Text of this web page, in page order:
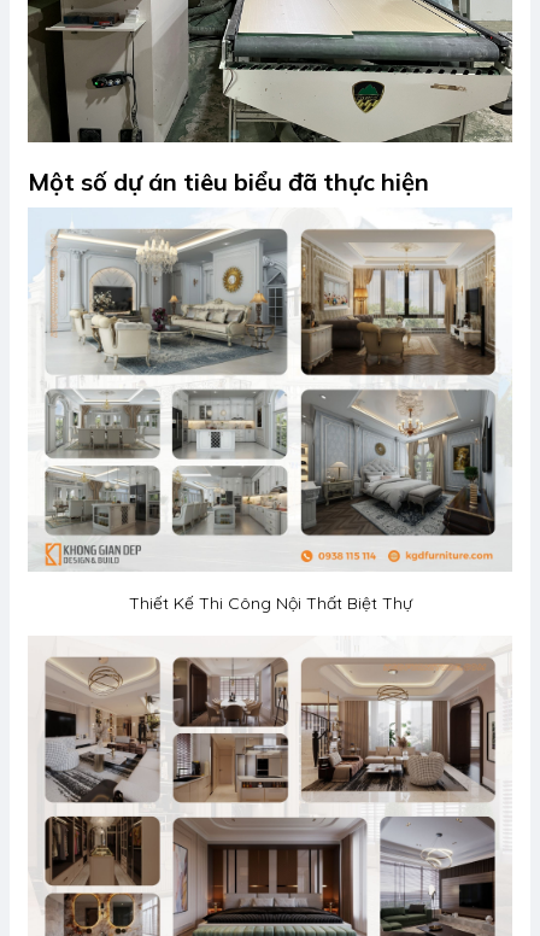
Một số dự án tiêu biểu đã thực hiện
Thiết Kế Thi Công Nội Thất Biệt Thự